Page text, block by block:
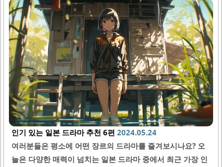
즈베리 파이의 가장 큰 장점 중 하나는 그 크기입니다. 일반적
인 데스크탑 PC와 비교했을 때, 라즈베리 파이는 손바닥에 쏙
들어올 정도로 작습니다. 이런 컴팩트한 디자인 덕분에 사용
자는 공간의 제약을 받지 않고, 필요한 장소에 쉽게 배치할 수
있습니다. 예를 들어, 홈 시어터 시스템이나 서버룸과 같은 공
간 좁은 곳에서도 설치가 용이합니다. 또한, 개인적인 프로젝
트나 DIY 제작에 있어서도 라즈베리 파이는 인상적인 선택이
될 수..
인기 있는 일본 드라마 추천 6편 2024.05.24
여러분들은 평소에 어떤 장르의 드라마를 즐겨보시나요? 오
늘은 다양한 매력이 넘치는 일본 드라마 중에서 최근 가장 인